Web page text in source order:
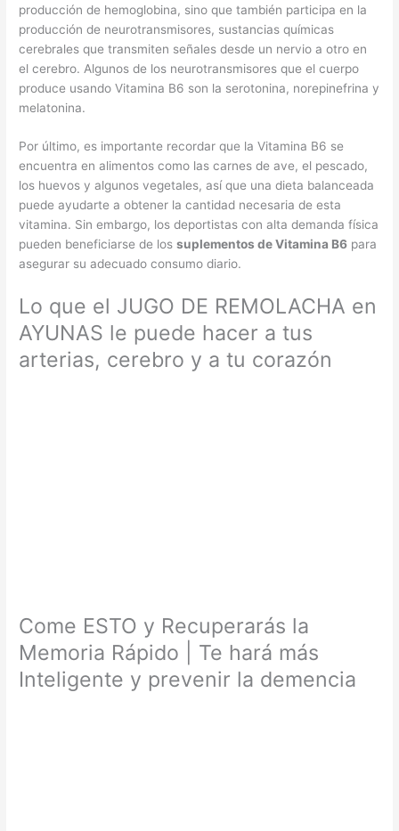
producción de hemoglobina, sino que también participa en la
producción de neurotransmisores, sustancias químicas
cerebrales que transmiten señales desde un nervio a otro en
el cerebro. Algunos de los neurotransmisores que el cuerpo
produce usando Vitamina B6 son la serotonina, norepinefrina y
melatonina.
Por último, es importante recordar que la Vitamina B6 se
encuentra en alimentos como las carnes de ave, el pescado,
los huevos y algunos vegetales, así que una dieta balanceada
puede ayudarte a obtener la cantidad necesaria de esta
vitamina. Sin embargo, los deportistas con alta demanda física
pueden beneficiarse de lossuplementos de Vitamina B6 para
asegurar su adecuado consumo diario.
Lo que el JUGO DE REMOLACHA en
AYUNAS le puede hacer a tus
arterias, cerebro y a tu corazón
Come ESTO y Recuperarás la
Memoria Rápido | Te hará más
Inteligente y prevenir la demencia